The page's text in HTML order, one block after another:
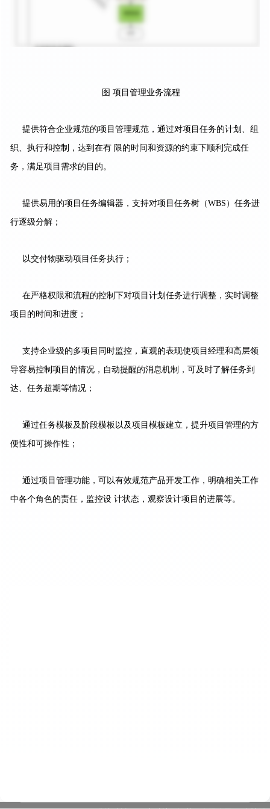
图 项目管理业务流程
提供符合企业规范的项目管理规范，通过对项目任务的计划、组
织、执行和控制，达到在有 限的时间和资源的约束下顺利完成任
务，满足项目需求的目的。
提供易用的项目任务编辑器，支持对项目任务树（WBS）任务进
行逐级分解；
以交付物驱动项目任务执行；
在严格权限和流程的控制下对项目计划任务进行调整，实时调整
项目的时间和进度；
支持企业级的多项目同时监控，直观的表现使项目经理和高层领
导容易控制项目的情况，自动提醒的消息机制，可及时了解任务到
达、任务超期等情况；
通过任务模板及阶段模板以及项目模板建立，提升项目管理的方
便性和可操作性；
通过项目管理功能，可以有效规范产品开发工作，明确相关工作
中各个角色的责任，监控设 计状态，观察设计项目的进展等。